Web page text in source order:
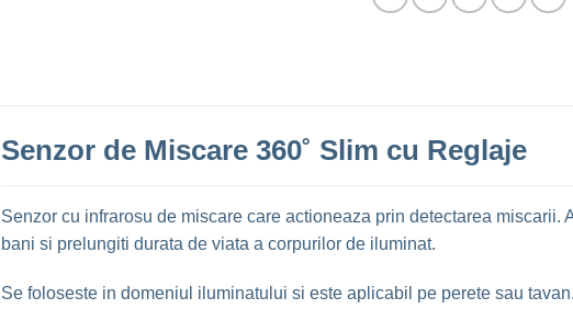
Senzor de Miscare 360˚ Slim cu Reglaje
Senzor cu infrarosu de miscare care actioneaza prin detectarea
bani si prelungiti durata de viata a corpurilor de iluminat.
Se foloseste in domeniul iluminatului si este aplicabil pe perete sau